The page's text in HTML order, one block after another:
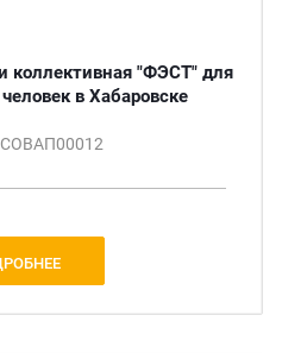
коллективная "ФЭСТ" для
в Хабаровске
СОВАП00012